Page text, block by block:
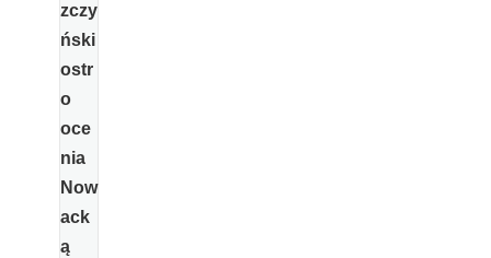
zczy
ński
ostr
o
oce
nia
Now
ack
ą